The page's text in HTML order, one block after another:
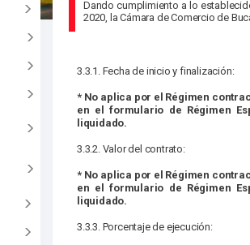
Dando cumplimiento a lo
2020, la Cámara de Comercio de
3.3.1. Fecha de inicio y finalización:
* No aplica por el Régimen
en el formulario de Régimen
liquidado.
3.3.2. Valor del contrato:
* No aplica por el Régimen
en el formulario de Régimen
liquidado.
3.3.3. Porcentaje de ejecución: